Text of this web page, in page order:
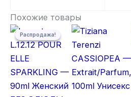
Похожие товары
Распродажа!
Распродажа!
Первоначальная цена составляла
Текущая цена: 5 300,00 ₽.